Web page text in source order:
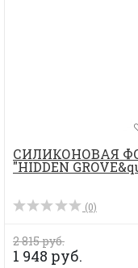
СИЛИКОНОВАЯ
"HIDDEN
(0)
2 815 руб.
1 948 руб.